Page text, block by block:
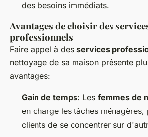
des besoins immédiats.
Avantages de choisir des
professionnels
Faire appel à des services
nettoyage de sa maison présente
avantages:
Gain de temps: Les femmes de
en charge les tâches ménagères,
clients de se concentrer sur